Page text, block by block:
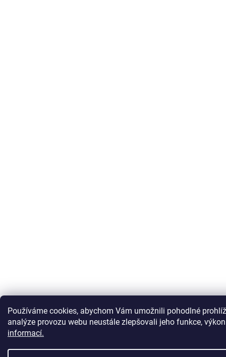
Používáme cookies, abychom Vám umožnili pohodlné
analýze provozu webu neustále zlepšovali jeho funkce,
informací.